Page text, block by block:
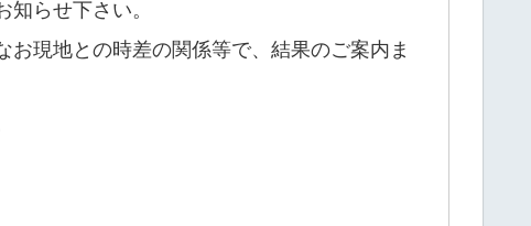
知らせ下さい。
現地との時差の関係等で、結果のご案内ま